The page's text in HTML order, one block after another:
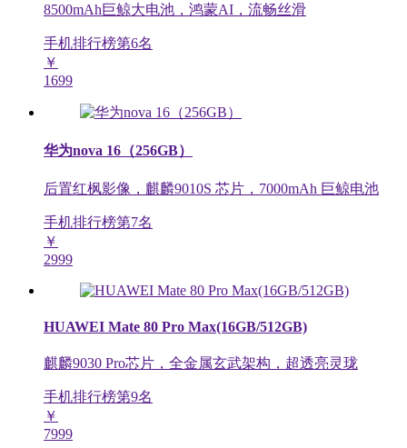
8500mAh巨鲸大电池，鸿蒙AI，流畅丝滑
手机排行榜第6名
￥
1699
华为nova 16（256GB）
后置红枫影像，麒麟9010S 芯片，7000mAh 巨鲸电池
手机排行榜第7名
￥
2999
HUAWEI Mate 80 Pro Max(16GB/512GB)
麒麟9030 Pro芯片，全金属玄武架构，超透亮灵珑
手机排行榜第9名
￥
7999